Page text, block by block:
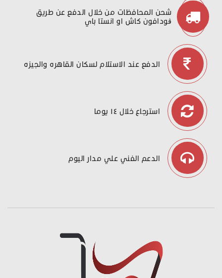
شحن المحافظات من خلال الدفع عن طريق
ڤودافون كاش او انستا باي
الدفع عند الاستلام لسكان القاهره والجيزه
استرجاع خلال ١٤ يوما
الدعم الفني علي مدار اليوم